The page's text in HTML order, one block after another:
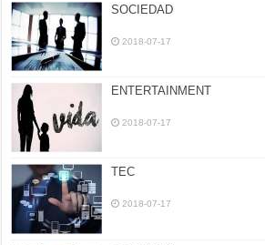
SOCIEDAD
2018-07-17
ENTERTAINMENT
2018-07-17
TEC
2018-07-17